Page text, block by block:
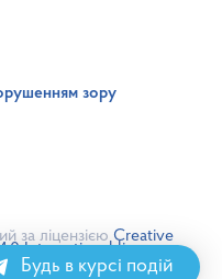
зору
за ліцензієюCreative
International license,
інше
Будь в курсі подій